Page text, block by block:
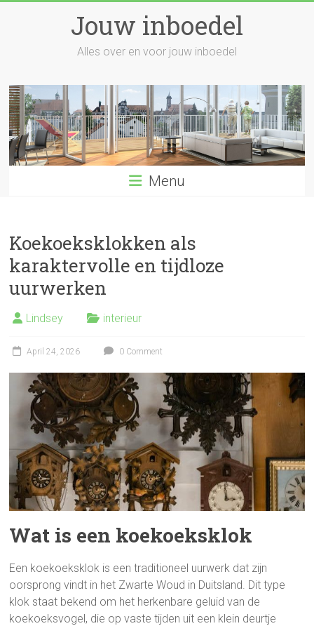
Jouw inboedel
Alles over en voor jouw inboedel
Menu
Koekoeksklokken als
karaktervolle en tijdloze
uurwerken
Lindsey interieur
April 24, 2026 0 Comment
Wat is een koekoeksklok
Een koekoeksklok is een traditioneel uurwerk dat zijn
oorsprong vindt in het Zwarte Woud in Duitsland. Dit type
klok staat bekend om het herkenbare geluid van de
koekoeksvogel, die op vaste tijden uit een klein deurtje